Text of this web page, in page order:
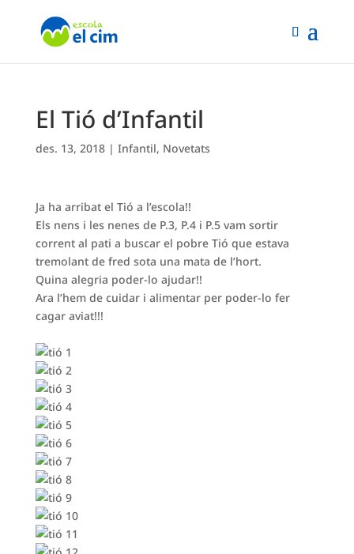
El Tió d’Infantil
des. 13, 2018| Infantil, Novetats
Ja ha arribat el Tió a l’escola!!
Els nens i les nenes de P.3, P.4 i P.5 vam sortir
corrent al pati a buscar el pobre Tió que estava
tremolant de fred sota una mata de l’hort.
Quina alegria poder-lo ajudar!!
Ara l’hem de cuidar i alimentar per poder-lo fer
cagar aviat!!!